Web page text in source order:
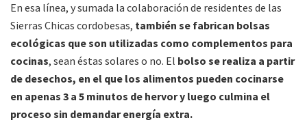
En esa línea, y sumada la colaboración de residentes de las
Sierras Chicas cordobesas, también se fabrican bolsas
ecológicas que son utilizadas como complementos para
cocinas, sean éstas solares o no. El bolso se realiza a partir
de desechos, en el que los alimentos pueden cocinarse
en apenas 3 a 5 minutos de hervor y luego culmina el
proceso sin demandar energía extra.